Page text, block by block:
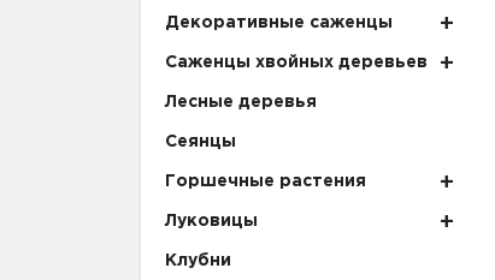
Декоративные саженцы
Саженцы хвойных деревьев
Лесные деревья
Сеянцы
Горшечные растения
Луковицы
Клубни